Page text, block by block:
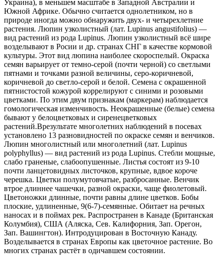
Украина), в меньшем масштабе в Западной Австралии и
Южной Африке. Обычно считается однолетником, но в
природе иногда можно обнаружить двух- и четырехлетние
растения. Люпин узколистный (лат. Lupinus angustifolius) —
вид растений из рода Lupinus. Люпин узколистный всё шире
возделывают в Росии и др. странах СНГ в качестве кормовой
культуры. Этот вид люпина наиболее скороспелый. Окраска
семян варьирует от темно-серой (почти черной) со светлыми
пятнами и точками разной величины, серо-коричневой,
коричневой до светло-серой и белой. Семена с окрашенной
пятнистостой кожурой коррелируют с синими и розовыми
цветками. По этим двум признакам (маркерам) наблюдается
гомологическая изменчивость. Неокрашенные (белые) семена
бывают у белоцветковых и сиренецветковых
растений.Врезультате многолетних наблюдений в посевах
установлено 13 разновидностей по окраске семян и венчиков.
Люпин многолистный или многолетний (лат. Lupinus
polyphyllus) — вид растений из рода Lupinus. Стебли мощные,
слабо граненые, слабоопушенные. Листья состоят из 9-10
почти ланцетовидных листочков, крупные, вдвое короче
черешка. Цветки полумутовчатые, разбросанные. Венчик
втрое длиннее чашечки, разной окраски, чаще фиолетовый.
Цветоножки длинные, почти равны длине цветков. Бобы
плоские, удлиненные, 9(6-7)-семянные. Обитает на речных
наносах и в поймах рек. Распространен в Канаде (Британская
Колумбия), США (Аляска, Сев. Калифорния, Зап. Орегон,
Зап. Вашингтон). Интродуцирован в Восточную Канаду.
Возделывается в странах Европы как цветочное растение. Во
многих странах растёт в одичавшем состоянии.